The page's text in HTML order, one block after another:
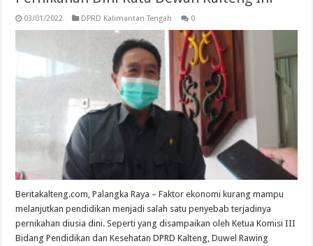
03/01/2022 DPRD Kalimantan Tengah 0
Beritakalteng.com, Palangka Raya – Faktor ekonomi kurang mampu
melanjutkan pendidikan menjadi salah satu penyebab terjadinya
pernikahan diusia dini. Seperti yang disampaikan oleh Ketua Komisi III
Bidang Pendidikan dan Kesehatan DPRD Kalteng, Duwel Rawing